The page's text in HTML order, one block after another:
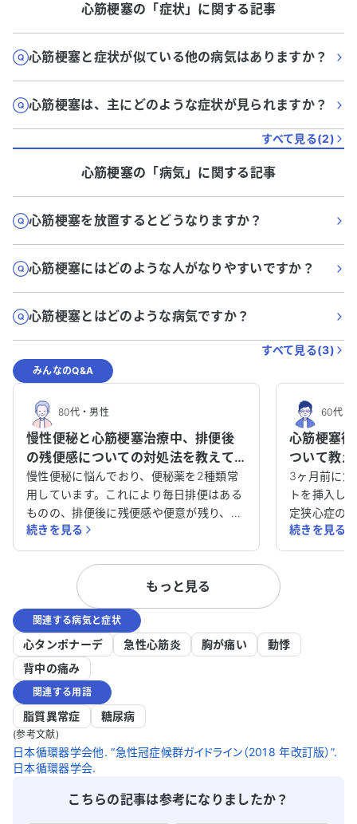
心筋梗塞の「症状」に関する記事
心筋梗塞と症状が似ている他の病気はありますか？
心筋梗塞は、主にどのような症状が見られますか？
すべて見る(2)
心筋梗塞の「病気」に関する記事
心筋梗塞を放置するとどうなりますか？
心筋梗塞にはどのような人がなりやすいですか？
心筋梗塞とはどのような病気ですか？
すべて見る(3)
みんなのQ&A
80代・男性
慢性便秘と心筋梗塞治療中、排便後
の残便感についての対処法を教えて
ください。
慢性便秘に悩んでおり、便秘薬を2種類常
用しています。これにより毎日排便はある
ものの、排便後に残便感や便意が残り、一
日中不快な思いをしています。 漢方や整腸
剤も試しましたが、効果は感じられません
でした。また、痔の治療も受けており、そ
の影響もあるのではないかと疑っていま
ており、他の病気との関連も気になりま
す。 毎日を快適に過ごすために、どのよう
に対処すれば良いのかアドバイスをいただ
けると助かります。どうかご助言をお願い
いたします。
続きを見る
60代・
心筋梗塞
ついて教
3ヶ月前に
トを挿入し
定狭心症の
では特に問
が、息切れ
助かります
しています
続きを見る
もっと見る
関連する病気と症状
心タンポナーデ 急性心筋炎 胸が痛い
動悸
背中の痛み
関連する用語
脂質異常症 糖尿病
(参考文献)
日本循環器学会他. “急性冠症候群ガイドライン（2018 年改訂版）”.
日本循環器学会.
こちらの記事は参考になりましたか？